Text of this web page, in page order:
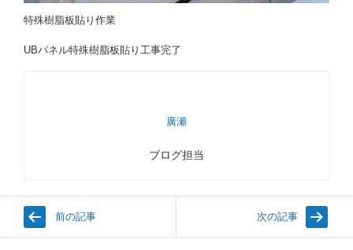
特殊樹脂板貼り作業
UBパネル特殊樹脂板貼り工事完了
廣瀬
ブログ担当
前の記事 次の記事